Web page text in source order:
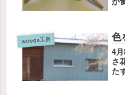
火
ャ
wooga工房 色
4
さ
た